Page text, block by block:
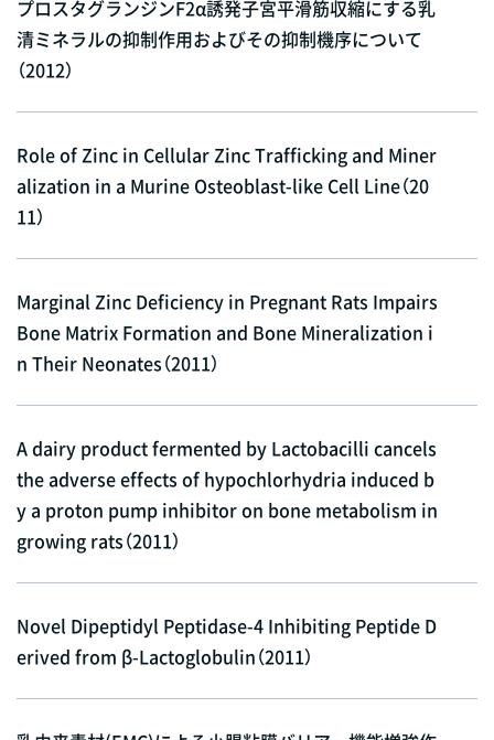
プロスタグランジンF2α誘発子宮平滑筋収縮にする乳
清ミネラルの抑制作用およびその抑制機序について
（2012）
Role of Zinc in Cellular Zinc Trafficking and Miner
alization in a Murine Osteoblast-like Cell Line（20
11）
Marginal Zinc Deficiency in Pregnant Rats Impairs
Bone Matrix Formation and Bone Mineralization i
n Their Neonates（2011）
A dairy product fermented by Lactobacilli cancels
the adverse effects of hypochlorhydria induced b
y a proton pump inhibitor on bone metabolism in
growing rats（2011）
Novel Dipeptidyl Peptidase-4 Inhibiting Peptide D
erived from β-Lactoglobulin（2011）